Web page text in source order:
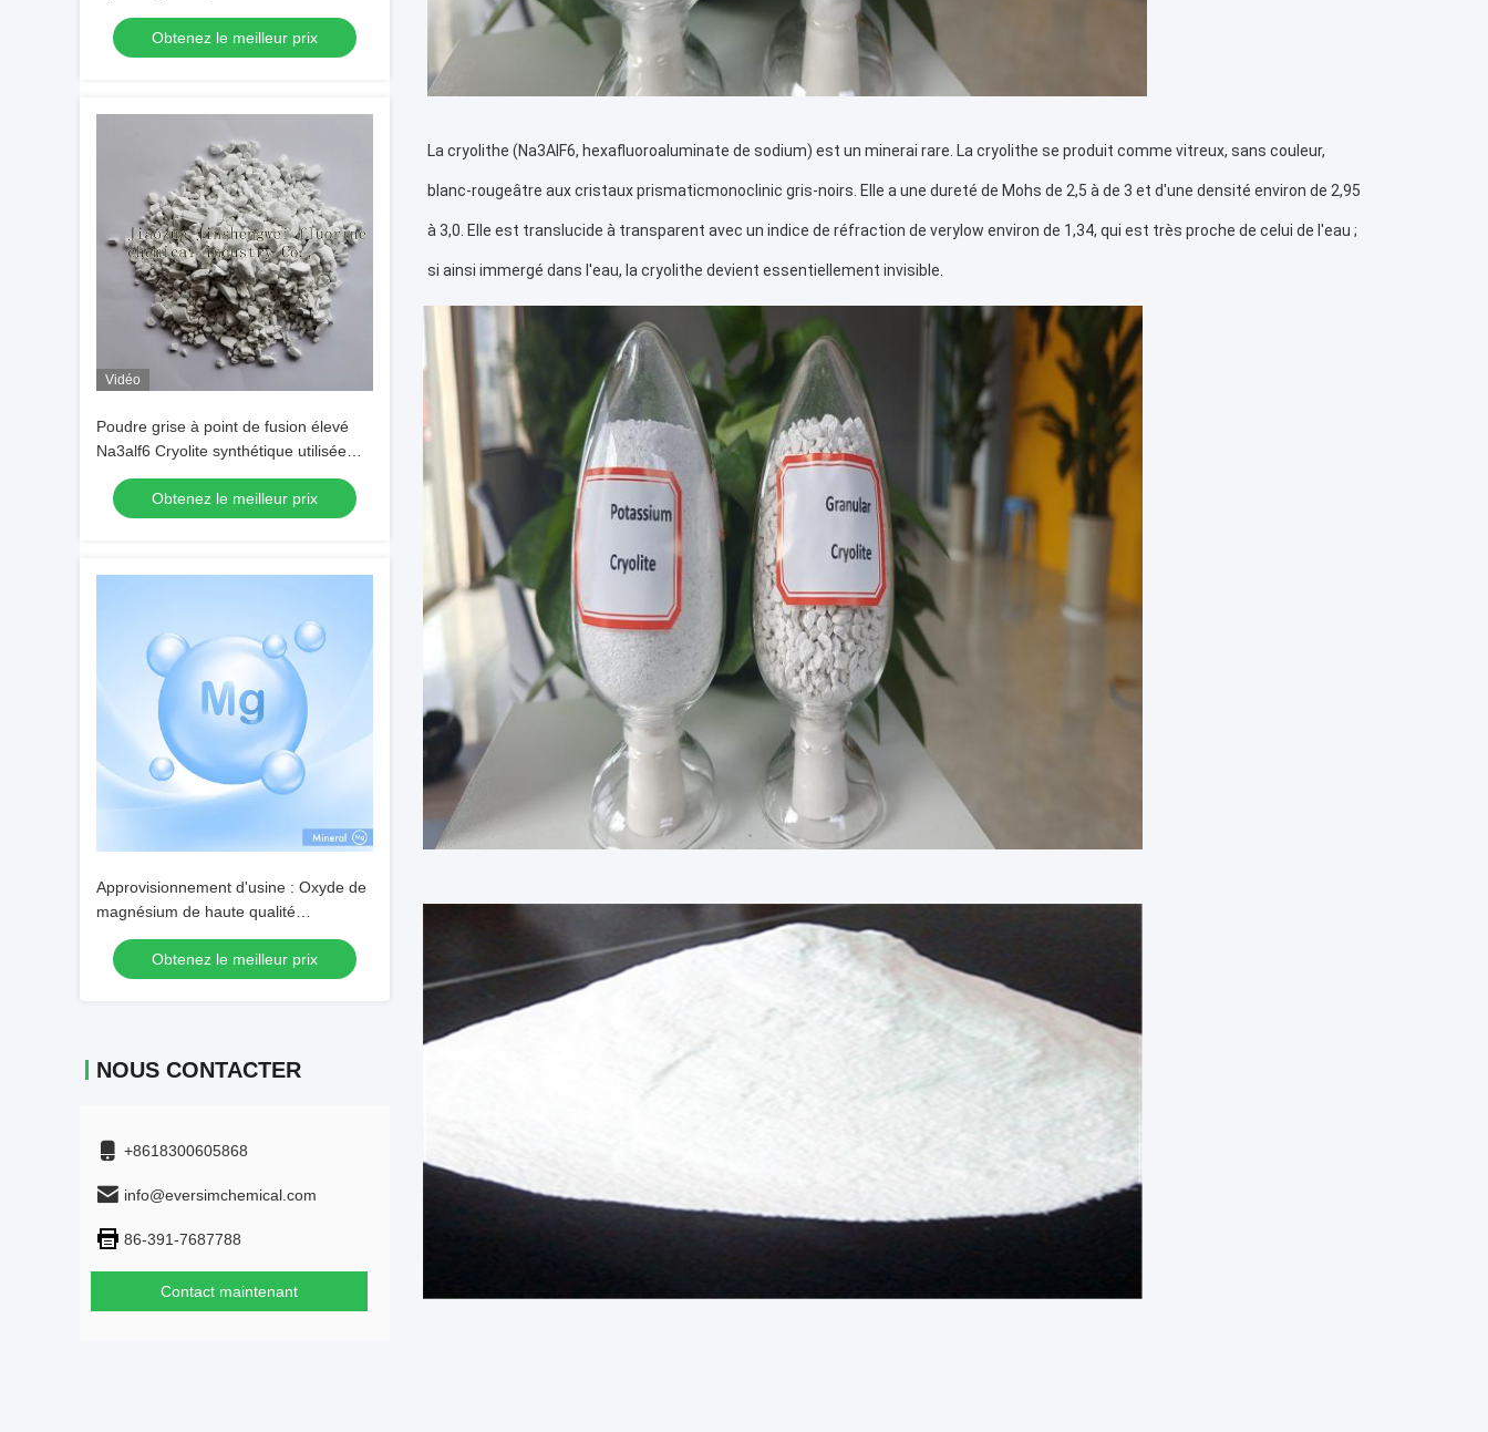
Obtenez le meilleur prix
Vidéo
Poudre grise à point de fusion élevé
Na3alf6 Cryolite synthétique utilisée
comme flux d'électrolyse de
l'aluminiumObtenez le meilleur prix
Approvisionnement d'usine : Oxyde de
magnésium de haute qualité
(personnalisable sur demande) — N°
CAS 1309-48-4
Obtenez le meilleur prix
NOUS CONTACTER
+8618300605868
info@eversimchemical.com
86-391-7687788
Contact maintenant
La cryolithe (Na3AlF6, hexafluoroaluminate de sodium) est un minerai rare. La cryolithe se produit comme vitreux, sans couleur,
blanc-rougeâtre aux cristaux prismaticmonoclinic gris-noirs. Elle a une dureté de Mohs de 2,5 à de 3 et d'une densité environ de 2,95
à 3,0. Elle est translucide à transparent avec un indice de réfraction de verylow environ de 1,34, qui est très proche de celui de l'eau ;
si ainsi immergé dans l'eau, la cryolithe devient essentiellement invisible.